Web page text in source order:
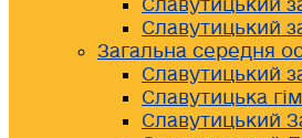
Славутицький
Славутицький
Загальна середня
Славутицький
Славутицька
Славутицький